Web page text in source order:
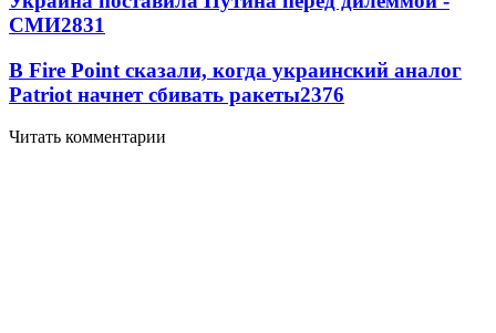
СМИ2831
В Fire Point сказали, когда украинский аналог
Patriot начнет сбивать ракеты2376
Читать комментарии